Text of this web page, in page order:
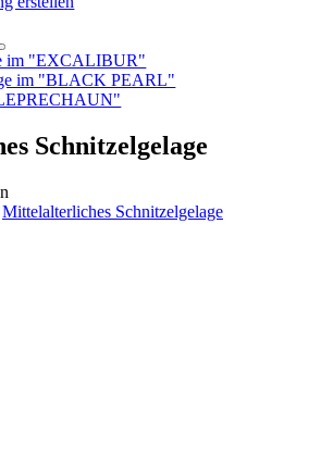
im "EXCALIBUR"
im "BLACK PEARL"
Schnitzelgelage
Mittelalterliches Schnitzelgelage